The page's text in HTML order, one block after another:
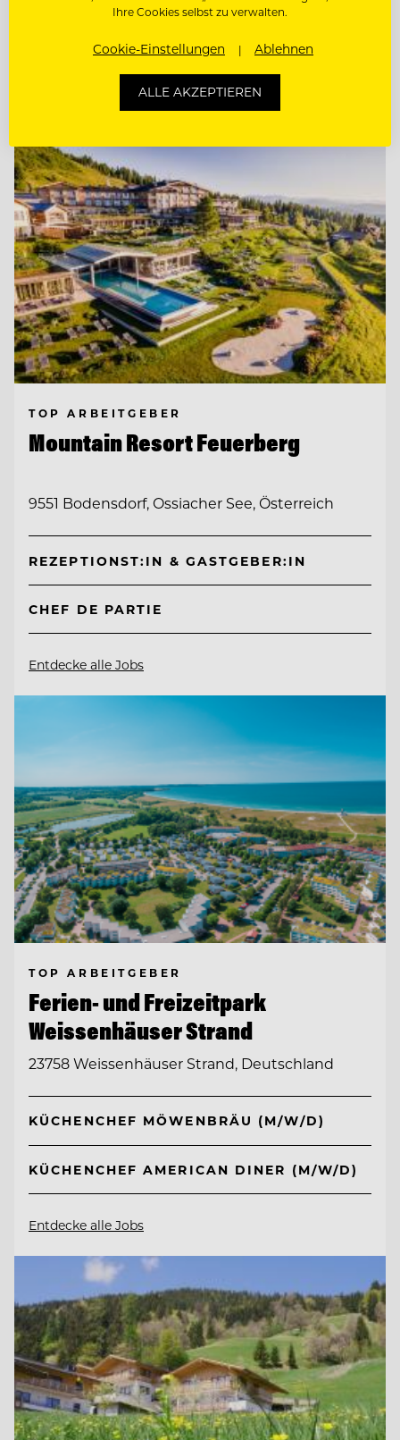
PÂTISSIER / KONDITOR
TOP ARBEITGEBER
Mountain Resort Feuerberg
9551 Bodensdorf, Ossiacher See, Österreich
REZEPTIONST:IN & GASTGEBER:IN
CHEF DE PARTIE
Entdecke alle Jobs
TOP ARBEITGEBER
Ferien- und Freizeitpark
Weissenhäuser Strand
23758 Weissenhäuser Strand, Deutschland
KÜCHENCHEF MÖWENBRÄU (M/W/D)
KÜCHENCHEF AMERICAN DINER (M/W/D)
Entdecke alle Jobs
Ihre Cookies selbst zu verwalten.
Cookie-Einstellungen Ablehnen
ALLE AKZEPTIEREN